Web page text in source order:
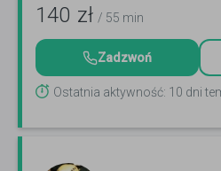
140 zł / 55 min
Zadzwoń
Ostatnia aktywność: 10 dni